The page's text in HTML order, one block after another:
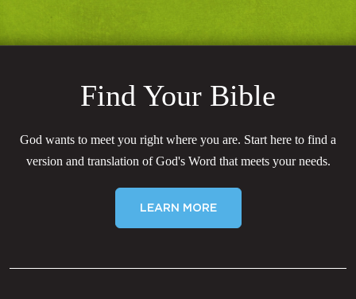
Find Your Bible
God wants to meet you right where you are. Start here to find a
version and translation of God's Word that meets your needs.
LEARN MORE